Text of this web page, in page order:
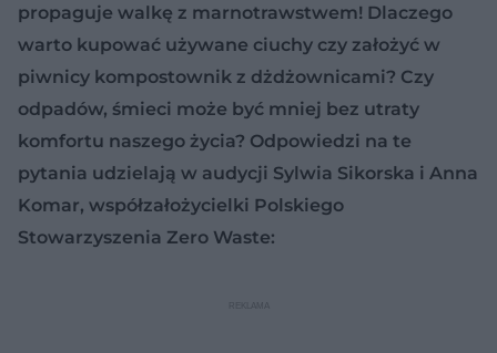
propaguje walkę z marnotrawstwem! Dlaczego
warto kupować używane ciuchy czy założyć w
piwnicy kompostownik z dżdżownicami? Czy
odpadów, śmieci może być mniej bez utraty
komfortu naszego życia? Odpowiedzi na te
pytania udzielają w audycji Sylwia Sikorska i Anna
Komar, współzałożycielki Polskiego
Stowarzyszenia Zero Waste: